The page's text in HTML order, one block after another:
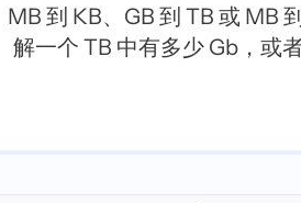
MB 到 KB、GB 到 TB 或 MB
解一个 TB 中有多少 Gb，或